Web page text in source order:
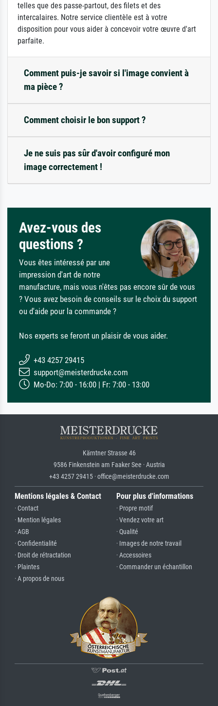
telles que des passe-partout, des filets et des
intercalaires. Notre service clientèle est à votre
disposition pour vous aider à concevoir votre œuvre d'art
parfaite.
Comment puis-je savoir si l'image convient à
ma pièce ?
Comment choisir le bon support ?
Je ne suis pas sûr d'avoir configuré mon
image correctement !
Avez-vous des
questions ?
Vous êtes intéressé par une
impression d'art de notre
manufacture, mais vous n'êtes pas encore sûr de vous
? Vous avez besoin de conseils sur le choix du support
ou d'aide pour la commande ?
Nos experts se feront un plaisir de vous aider.
+43 4257 29415
support@meisterdrucke.com
Mo-Do: 7:00 - 16:00 | Fr: 7:00 - 13:00
Kärntner Strasse 46
9586 Finkenstein am Faaker See · Austria
+43 4257 29415 · office@meisterdrucke.com
Mentions légales & Contact
· Contact
· Mention légales
· AGB
· Confidentialité
· Droit de rétractation
· Plaintes
· A propos de nous
Pour plus d'informations
· Propre motif
· Vendez votre art
· Qualité
· Images de notre travail
· Accessoires
· Commander un échantillon